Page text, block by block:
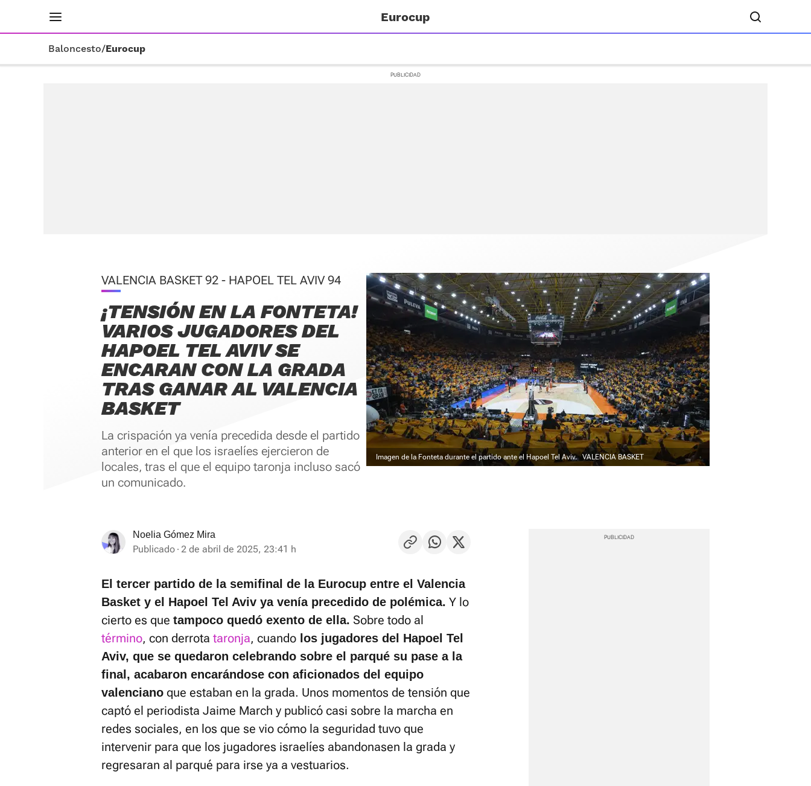
Eurocup
Baloncesto/Eurocup
VALENCIA BASKET 92 - HAPOEL TEL AVIV 94
¡TENSIÓN EN LA FONTETA!
VARIOS JUGADORES DEL
HAPOEL TEL AVIV SE
ENCARAN CON LA GRADA
TRAS GANAR AL VALENCIA
BASKET
La crispación ya venía precedida desde el partido
anterior en el que los israelíes ejercieron de
locales, tras el que el equipo taronja incluso sacó
un comunicado.
Imagen de la Fonteta durante el partido ante el Hapoel Tel Aviv. VALENCIA BASKET
Noelia Gómez Mira
Publicado 2 de abril de 2025, 23:41 h
El tercer partido de la semifinal de la Eurocup entre el Valencia
Basket y el Hapoel Tel Aviv ya venía precedido de polémica. Y lo
cierto es que tampoco quedó exento de ella. Sobre todo al
término, con derrota taronja, cuando los jugadores del Hapoel Tel
Aviv, que se quedaron celebrando sobre el parqué su pase a la
final, acabaron encarándose con aficionados del equipo
valenciano que estaban en la grada. Unos momentos de tensión que
captó el periodista Jaime March y publicó casi sobre la marcha en
redes sociales, en los que se vio cómo la seguridad tuvo que
intervenir para que los jugadores israelíes abandonasen la grada y
regresaran al parqué para irse ya a vestuarios.